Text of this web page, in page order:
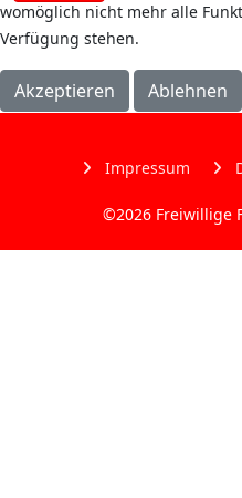
Impressum
©2026 Freiwillige
womöglich nicht mehr alle
Verfügung stehen.
Akzeptieren Ablehnen